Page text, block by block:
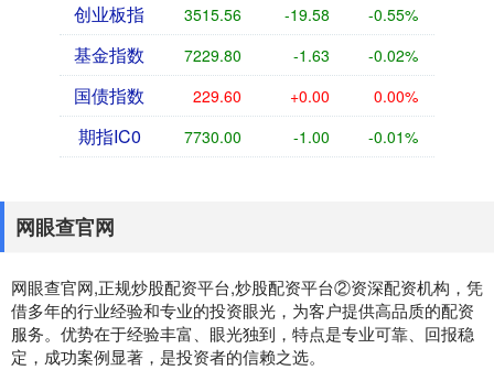
创业板指 3515.56 -19.58 -0.55%
基金指数 7229.80 -1.63 -0.02%
国债指数 229.60 +0.00 0.00%
期指IC0 7730.00 -1.00 -0.01%
网眼查官网
网眼查官网,正规炒股配资平台,炒股配资平台②资深配资机构，凭
借多年的行业经验和专业的投资眼光，为客户提供高品质的配资
服务。优势在于经验丰富、眼光独到，特点是专业可靠、回报稳
定，成功案例显著，是投资者的信赖之选。